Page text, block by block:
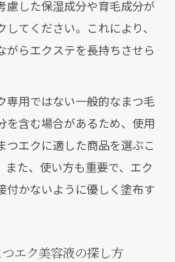
える塗り方とケア手順
すめの美容液塗り方と手順
正しい使い方と毎日のケ
ング美容液の塗り方徹底
慮した保湿成分や育毛成分が
てください。これにより、
がらエクステを長持ちさせら
専用ではない一般的なまつ毛
を含む場合があるため、使用
つエクに適した商品を選ぶこ
また、使い方も重要で、エク
付かないように優しく塗布す
エク美容液の探し方